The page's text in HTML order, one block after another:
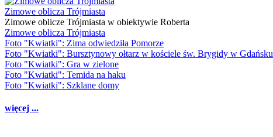
Zimowe oblicza Trójmiasta
Zimowe oblicze Trójmiasta w obiektywie Roberta
Zimowe oblicza Trójmiasta
Foto "Kwiatki": Zima odwiedziła Pomorze
Foto "Kwiatki": Bursztynowy ołtarz w kościele św. Brygidy w Gdańsku
Foto "Kwiatki": Gra w zielone
Foto "Kwiatki": Temida na haku
Foto "Kwiatki": Szklane domy
więcej ...